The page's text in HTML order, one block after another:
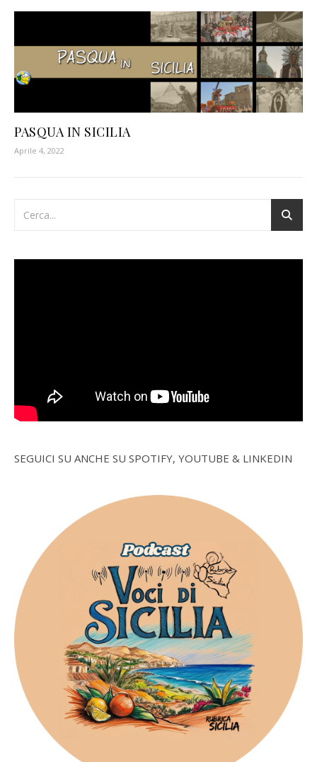
PASQUA IN SICILIA
Aprile 4, 2022
SEGUICI SU ANCHE SU SPOTIFY, YOUTUBE & LINKEDIN